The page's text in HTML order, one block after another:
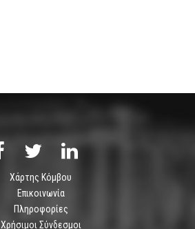
Χάρτης Κόμβου
Επικοινωνία
Πληροφορίες
Χρήσιμοι Σύνδεσμοι